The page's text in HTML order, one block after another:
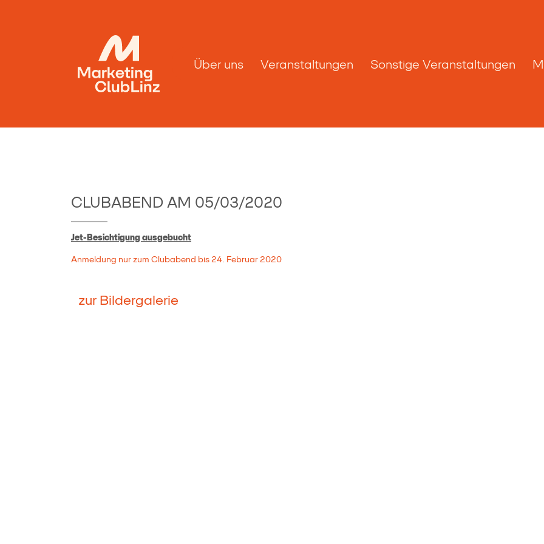
Über uns Veranstaltungen Sonstige Veranstaltungen
CLUBABEND AM 05/03/2020
Jet-Besichtigung ausgebucht
Anmeldung nur zum Clubabend bis 24. Februar 2020
zur Bildergalerie